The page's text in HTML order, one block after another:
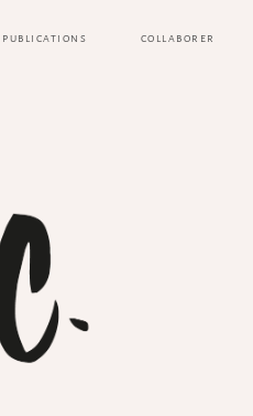
PUBLICATIONS COLLABORER